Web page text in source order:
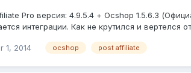
Pro версия: 4.9.5.4 + Ocshop 1.5.6.3
интеграции. Как не крутился и вертелся
1, 2014 ocshop post affiliate